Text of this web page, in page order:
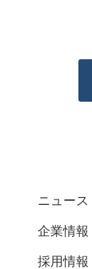
ニュース
企業情報
採用情報